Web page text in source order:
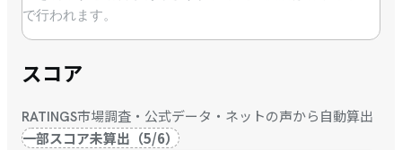
で行われます。
スコア
RATINGS市場調査・公式データ・ネットの声から自動算出
一部スコア未算出 （5/6）